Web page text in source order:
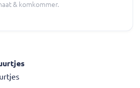
& komkommer.